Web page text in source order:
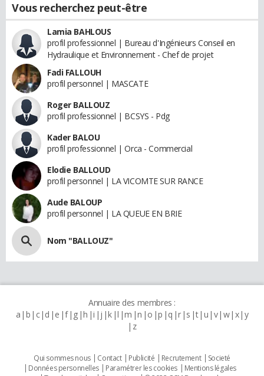
Vous recherchez peut-être
Lamia BAHLOUS
profil professionnel | Bureau d'Ingénieurs Conseil en
Hydraulique et Environnement - Chef de projet
Fadi FALLOUH
profil personnel | MASCATE
Roger BALLOUZ
profil professionnel | BCSYS - Pdg
Kader BALOU
profil professionnel | Orca - Commercial
Elodie BALLOUD
profil personnel | LA VICOMTE SUR RANCE
Aude BALOUP
profil personnel | LA QUEUE EN BRIE
Nom "BALLOUZ"
Annuaire des membres :
a b c d e f g h i j k l m n o p q r s t u v w x y
z
Qui sommes nous Contact Publicité Recrutement
Societé
Données personnelles
Paramétrer les cookies
Mentions légales